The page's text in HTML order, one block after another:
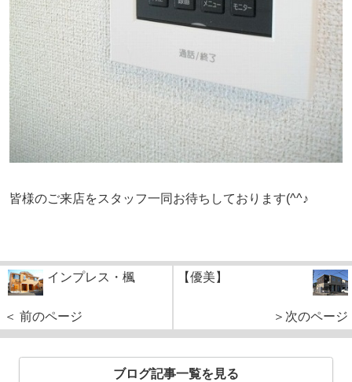
皆様のご来店をスタッフ一同お待ちしております(^^♪
インプレス・楓
＜ 前のページ
【優美】
＞次のページ
ブログ記事一覧を見る